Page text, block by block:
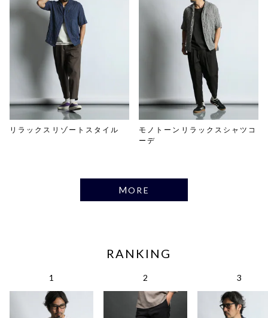
リラックスリゾートスタイル
モノトーンリラックスシャツコ
ーデ
MORE
RANKING